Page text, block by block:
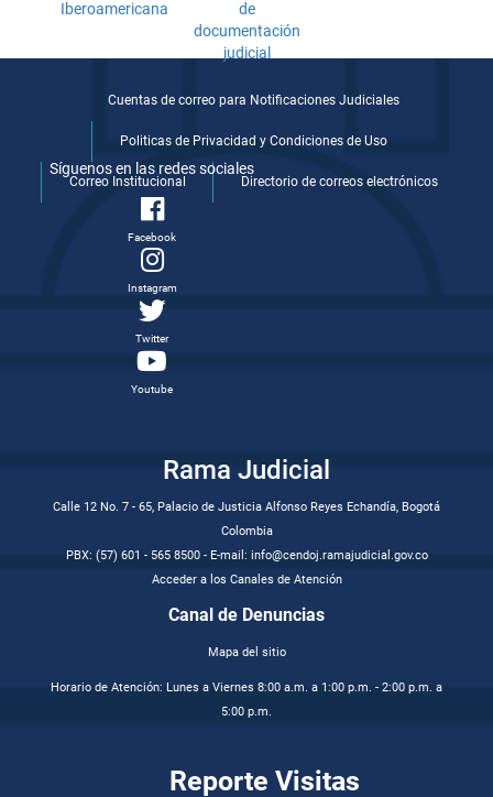
Cuentas de correo para Notificaciones Judiciales
Politicas de Privacidad y Condiciones de Uso
Correo Institucional Directorio de correos electrónicos
Síguenos en las redes sociales
Facebook
Instagram
Twitter
Youtube
Rama Judicial
Calle 12 No. 7 - 65, Palacio de Justicia Alfonso Reyes Echandía, Bogotá
Colombia
PBX: (57) 601 - 565 8500 - E-mail: info@cendoj.ramajudicial.gov.co
Acceder a los Canales de Atención
Canal de Denuncias
Mapa del sitio
Horario de Atención: Lunes a Viernes 8:00 a.m. a 1:00 p.m. - 2:00 p.m. a
5:00 p.m.
Reporte Visitas